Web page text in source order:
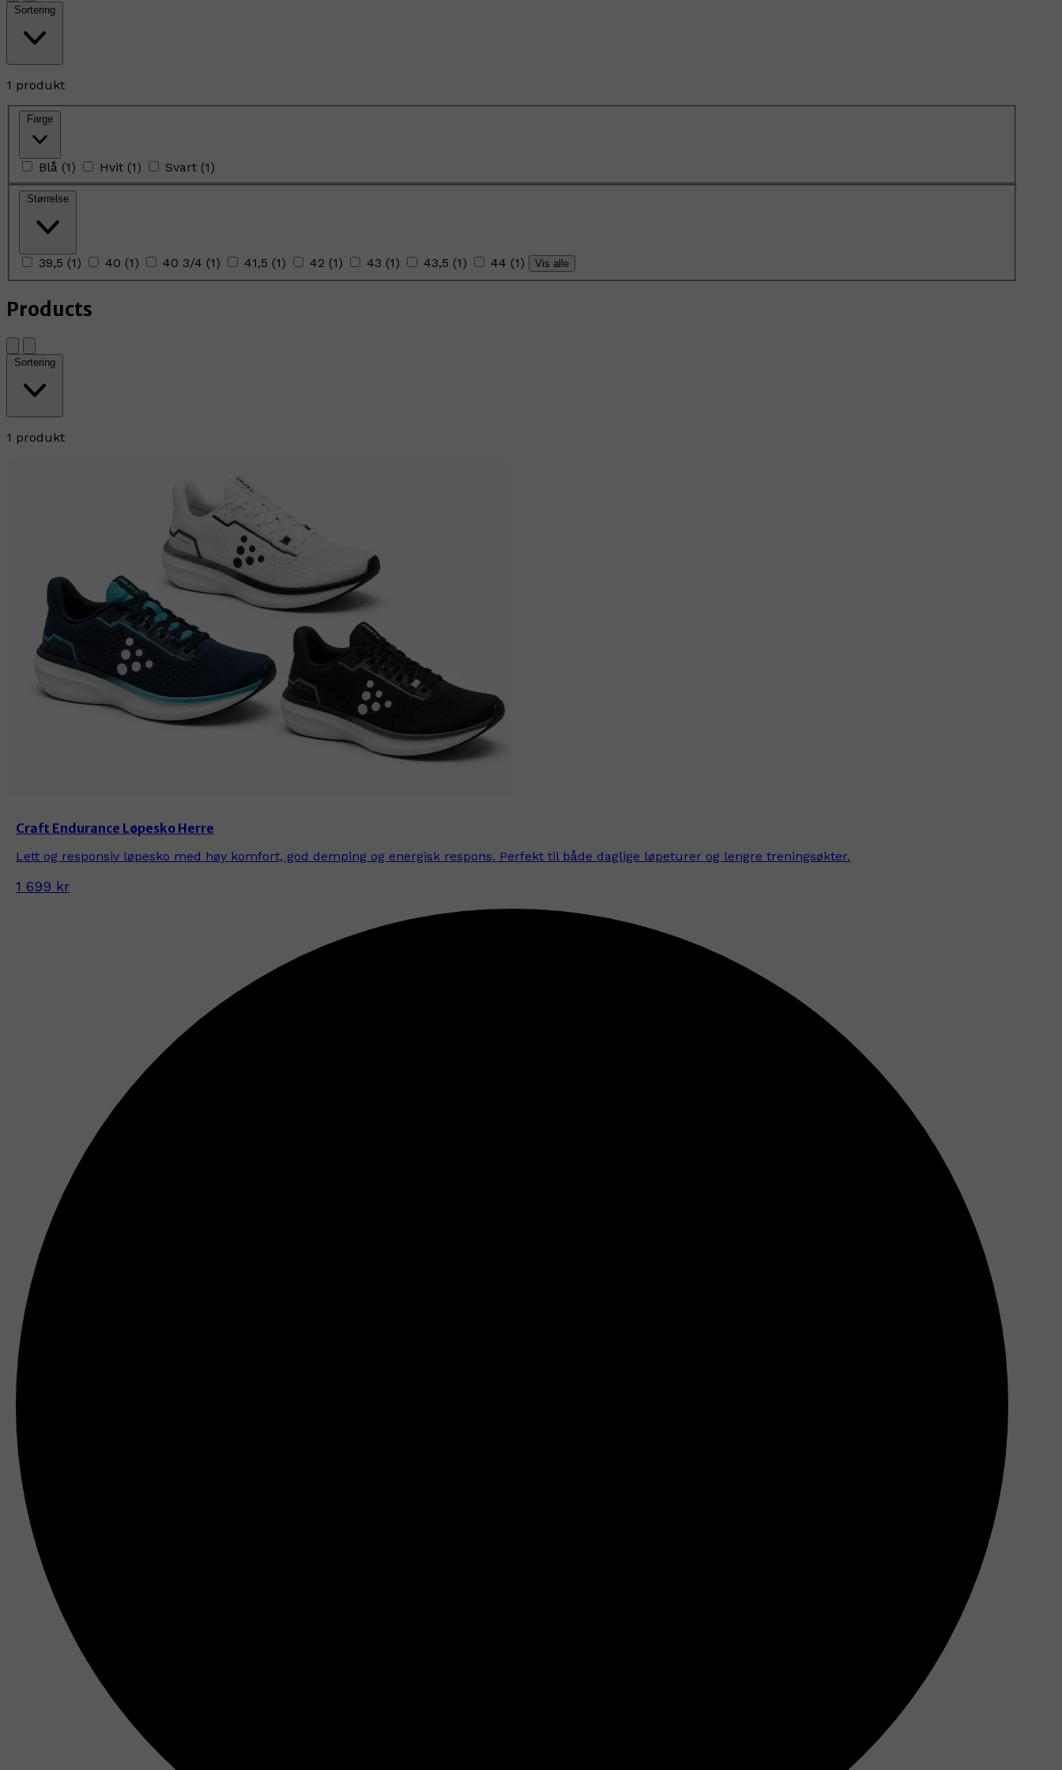
Sortering
1 produkt
Farge
Blå (1) Hvit (1) Svart (1)
Størrelse
39,5 (1) 40 (1) 40 3/4 (1) 41,5 (1) 42 (1) 43 (1) 43,5 (1) 44 (1) Vis alle
Products
Sortering
1 produkt
Craft Endurance Løpesko Herre
Lett og responsiv løpesko med høy komfort, god demping og energisk respons. Perfekt til både daglige løpeturer og lengre treningsøkter.
1 699 kr